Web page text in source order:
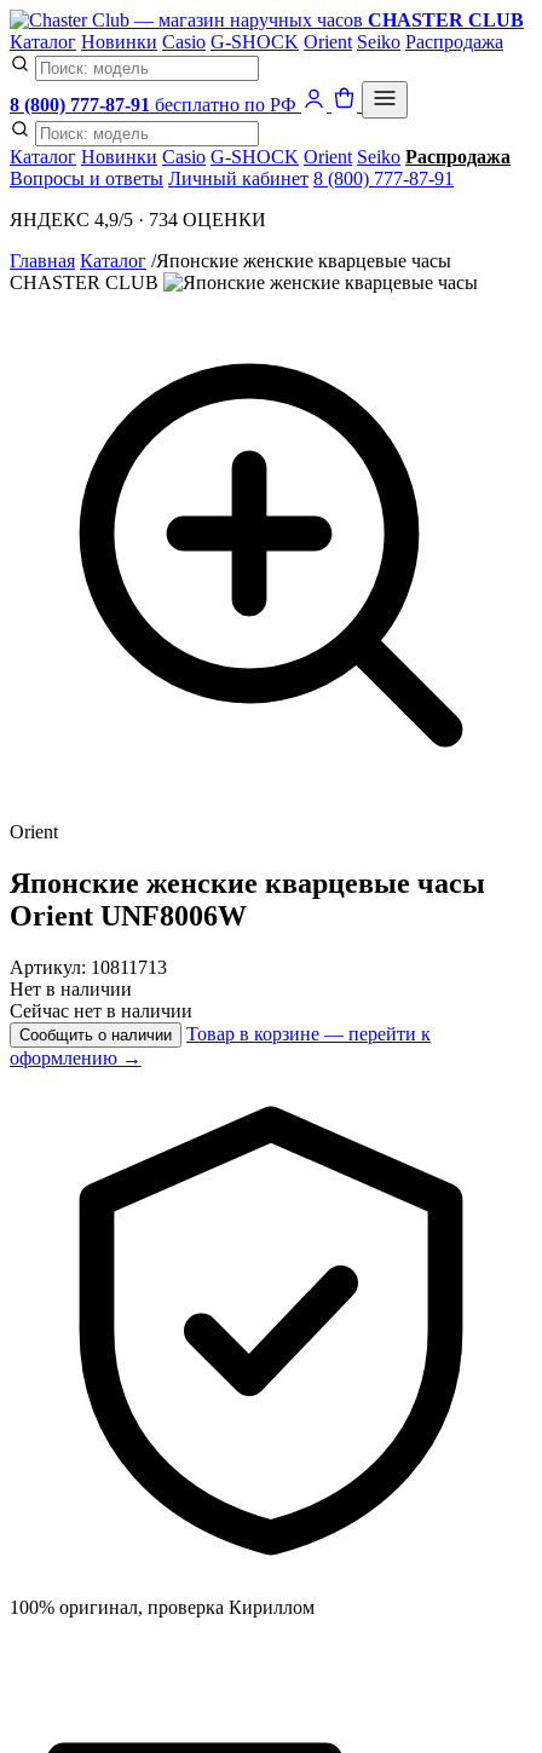
CHASTER CLUB
Каталог Новинки Casio G-SHOCK Orient Seiko Распродажа
8 (800) 777-87-91 бесплатно по РФ
Каталог Новинки Casio G-SHOCK Orient Seiko Распродажа
Вопросы и ответы Личный кабинет 8 (800) 777-87-91
ЯНДЕКС 4,9/5 · 734 ОЦЕНКИ
Главная Каталог /Японские женские кварцевые часы
CHASTER CLUB
Orient
Японские женские кварцевые часы
Orient UNF8006W
Артикул: 10811713
Нет в наличии
Сейчас нет в наличии
Сообщить о наличии
Товар в корзине — перейти к
оформлению →
100% оригинал, проверка Кириллом